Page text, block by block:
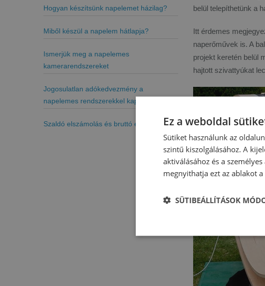
Hogyan készítsünk napelemet házilag?
Miből készül a napelem hátlapja?
Ismerjük meg a napelemes
kamerarendszereket
Jogosulatlan adókedvezmény a
napelemes rendszerekkel kapcsolatban
Szaldó elszámolás és bruttó elszámolás
belül telepíthetünk a
Itt érdemes
naperőművek is. A
projekt keretén belül
hajtott szivattyúkat
Ez a weboldal
Sütiket használunk az
szintű kiszolgálásához. A
aktiválásához és a
megnyithatja ezt az ablakot
SÜTIBEÁLLÍTÁSOK